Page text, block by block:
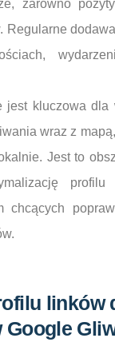
zarówno
Regularne
kluczowa dla
wraz z
Jest to
chcących
linków